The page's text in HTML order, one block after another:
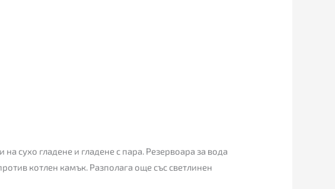
сухо гладене и гладене с пара. Резервоара за вода
котлен камък. Разполага още със светлинен